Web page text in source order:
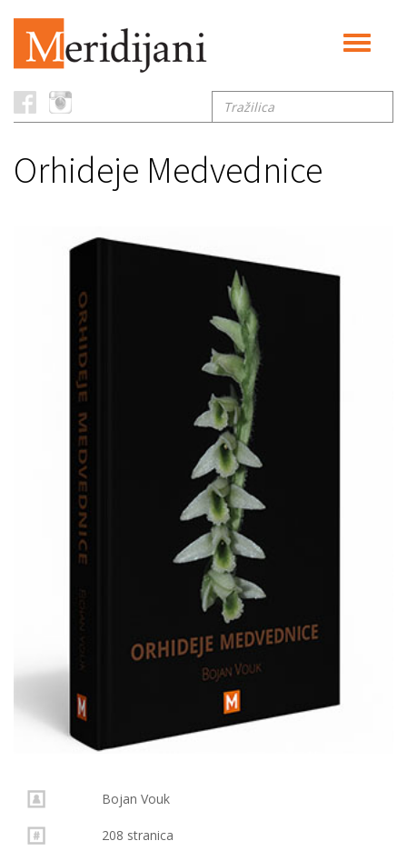
Toggle
Tražilica
Orhideje Medvednice
Bojan Vouk
208 stranica